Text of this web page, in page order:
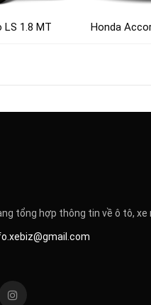
LS 1.8 MT Honda
tổng hợp thông tin về ô tô, xe